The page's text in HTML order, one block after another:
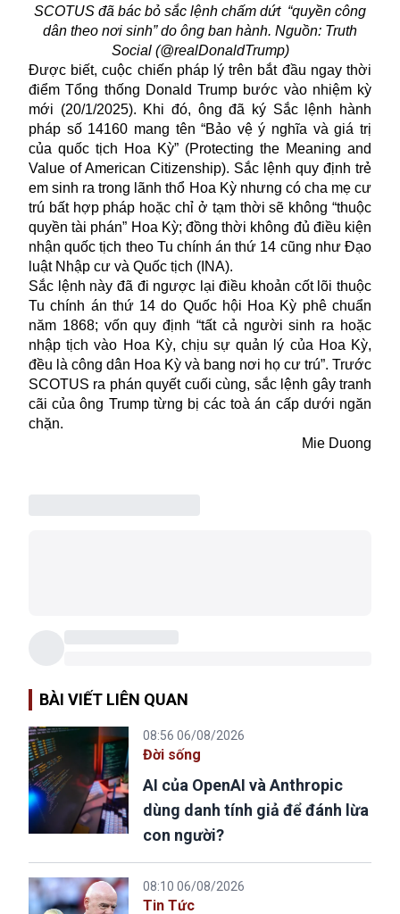
SCOTUS đã bác bỏ sắc lệnh chấm dứt “quyền công
dân theo nơi sinh” do ông ban hành. Nguồn: Truth
Social (@realDonaldTrump)
Được biết, cuộc chiến pháp lý trên bắt đầu ngay thời
điểm Tổng thống Donald Trump bước vào nhiệm kỳ
mới (20/1/2025). Khi đó, ông đã ký Sắc lệnh hành
pháp số 14160 mang tên “Bảo vệ ý nghĩa và giá trị
của quốc tịch Hoa Kỳ” (Protecting the Meaning and
Value of American Citizenship). Sắc lệnh quy định trẻ
em sinh ra trong lãnh thổ Hoa Kỳ nhưng có cha mẹ cư
trú bất hợp pháp hoặc chỉ ở tạm thời sẽ không “thuộc
quyền tài phán” Hoa Kỳ; đồng thời không đủ điều kiện
nhận quốc tịch theo Tu chính án thứ 14 cũng như Đạo
luật Nhập cư và Quốc tịch (INA).
Sắc lệnh này đã đi ngược lại điều khoản cốt lõi thuộc
Tu chính án thứ 14 do Quốc hội Hoa Kỳ phê chuẩn
năm 1868; vốn quy định “tất cả người sinh ra hoặc
nhập tịch vào Hoa Kỳ, chịu sự quản lý của Hoa Kỳ,
đều là công dân Hoa Kỳ và bang nơi họ cư trú”. Trước
SCOTUS ra phán quyết cuối cùng, sắc lệnh gây tranh
cãi của ông Trump từng bị các toà án cấp dưới ngăn
chặn.
Mie Duong
BÀI VIẾT LIÊN QUAN
08:56 06/08/2026
Đời sống
AI của OpenAI và Anthropic
dùng danh tính giả để đánh lừa
con người?
08:10 06/08/2026
Tin Tức